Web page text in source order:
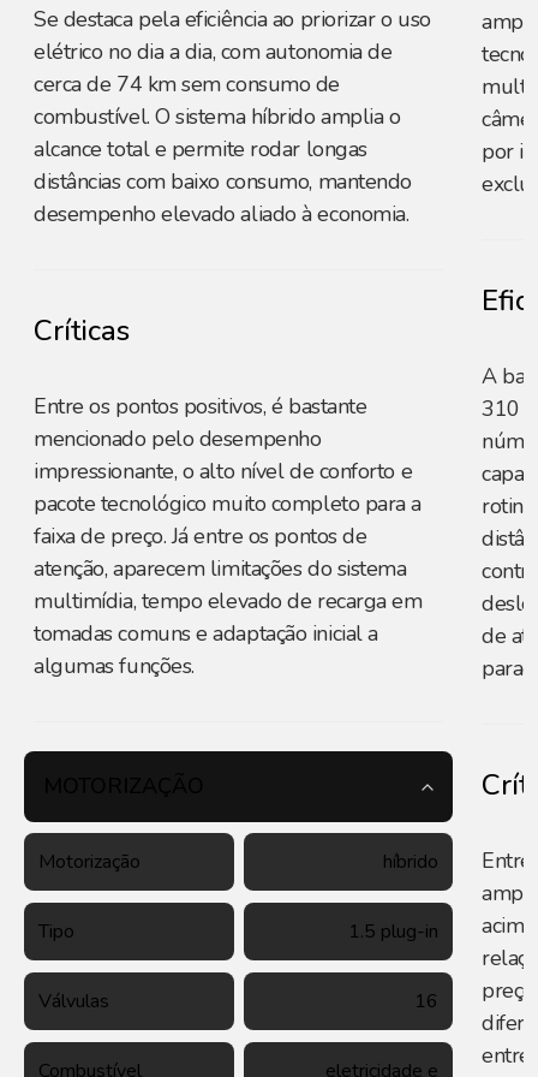
Se destaca pela eficiência ao priorizar o uso
elétrico no dia a dia, com autonomia de
cerca de 74 km sem consumo de
combustível. O sistema híbrido amplia o
alcance total e permite rodar longas
distâncias com baixo consumo, mantendo
desempenho elevado aliado à economia.
Críticas
Entre os pontos positivos, é bastante
mencionado pelo desempenho
impressionante, o alto nível de conforto e
pacote tecnológico muito completo para a
faixa de preço. Já entre os pontos de
atenção, aparecem limitações do sistema
multimídia, tempo elevado de recarga em
tomadas comuns e adaptação inicial a
algumas funções.
Motorização híbrido
Tipo 1.5 plug-in
Válvulas 16
Combustível
eletricidade e
por
A
310
de
Entre
entre